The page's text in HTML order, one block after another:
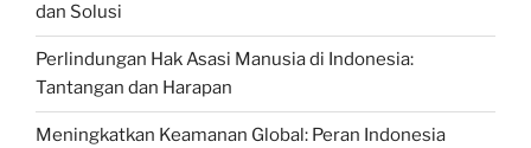
dan Solusi
Perlindungan Hak Asasi Manusia di Indonesia:
Tantangan dan Harapan
Meningkatkan Keamanan Global: Peran Indonesia